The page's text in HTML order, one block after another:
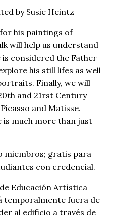
by Susie Heintz
his paintings of
will help us understand
is considered the Father
his still lifes as well
Finally, we will
and 21rst Century
and Matisse.
is much more than just
miembros; gratis para
con credencial.
Educación Artística
temporalmente fuera de
al edificio a través de